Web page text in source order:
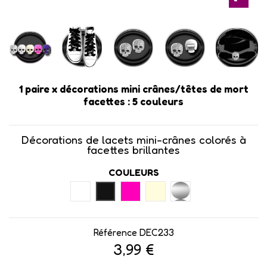
1 paire x ​décorations mini crânes/têtes de mort
facettes : 5 couleurs
Décorations de lacets mini-crânes colorés à
facettes brillantes
COULEURS
ROSE FLUO
IVOIREARGENTÉ
Référence DEC233
3,99 €